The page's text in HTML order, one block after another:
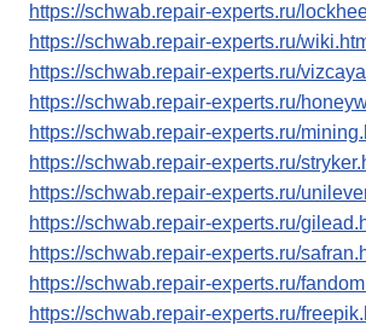
https://schwab.repair-experts.ru/
https://schwab.repair-experts.ru/
https://schwab.repair-experts.ru/
https://schwab.repair-experts.ru/
https://schwab.repair-experts.ru/
https://schwab.repair-experts.ru/
https://schwab.repair-experts.ru/
https://schwab.repair-experts.ru/
https://schwab.repair-experts.ru/
https://schwab.repair-experts.ru/
https://schwab.repair-experts.ru/